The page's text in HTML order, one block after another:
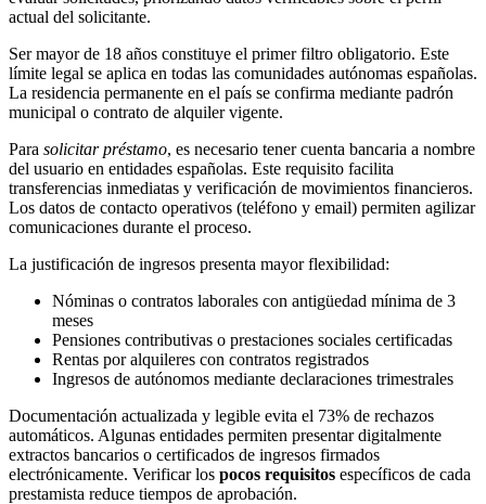
actual del solicitante.
Ser mayor de 18 años constituye el primer filtro obligatorio. Este
límite legal se aplica en todas las comunidades autónomas españolas.
La residencia permanente en el país se confirma mediante padrón
municipal o contrato de alquiler vigente.
Para solicitar préstamo, es necesario tener cuenta bancaria a nombre
del usuario en entidades españolas. Este requisito facilita
transferencias inmediatas y verificación de movimientos financieros.
Los datos de contacto operativos (teléfono y email) permiten agilizar
comunicaciones durante el proceso.
La justificación de ingresos presenta mayor flexibilidad:
Nóminas o contratos laborales con antigüedad mínima de 3
meses
Pensiones contributivas o prestaciones sociales certificadas
Rentas por alquileres con contratos registrados
Ingresos de autónomos mediante declaraciones trimestrales
Documentación actualizada y legible evita el 73% de rechazos
automáticos. Algunas entidades permiten presentar digitalmente
extractos bancarios o certificados de ingresos firmados
electrónicamente. Verificar los pocos requisitos específicos de cada
prestamista reduce tiempos de aprobación.